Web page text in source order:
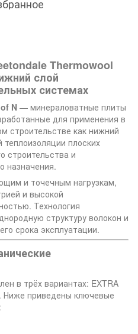
Thermowool
слой
системах
N — минераловатные плиты
для применения в
строительстве как нижний
теплоизоляции плоских
строительства и
назначения.
и точечным нагрузкам,
и высокой
Технология
структуру волокон и
срока эксплуатации.
в трёх вариантах: EXTRA
Ниже приведены ключевые